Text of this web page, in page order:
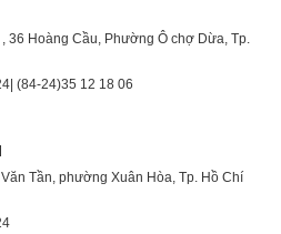
36 Hoàng Cầu, Phường Ô chợ Dừa, Tp.
| (84-24)35 12 18 06
Tần, phường Xuân Hòa, Tp. Hồ Chí